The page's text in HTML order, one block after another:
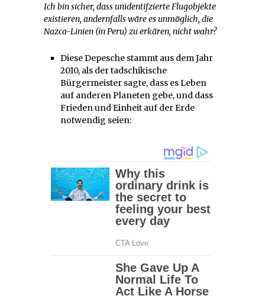
Ich bin sicher, dass unidentifzierte Flugobjekte
existieren, andernfalls wäre es unmöglich, die
Nazca-Linien (in Peru) zu erkären, nicht wahr?
Diese Depesche stammt aus dem Jahr
2010, als der tadschikische
Bürgermeister sagte, dass es Leben
auf anderen Planeten gebe, und dass
Frieden und Einheit auf der Erde
notwendig seien: